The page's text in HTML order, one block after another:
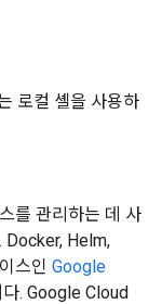
로컬 셸을 사용하
를 관리하는 데 사
Docker, Helm,
스인 Google
. Google Cloud